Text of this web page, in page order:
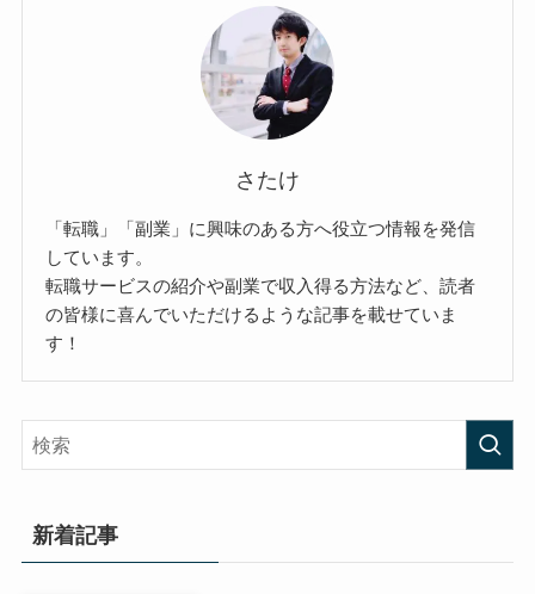
さたけ
「転職」「副業」に興味のある方へ役立つ情報を発信
しています。
転職サービスの紹介や副業で収入得る方法など、読者
の皆様に喜んでいただけるような記事を載せていま
す！
新着記事